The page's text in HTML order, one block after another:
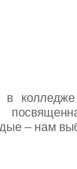
колледже
– нам